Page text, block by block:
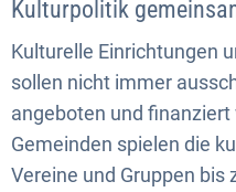
Kulturpolitik
Kulturelle Einrichtungen
sollen nicht immer
angeboten und
Gemeinden spielen die
Vereine und Gruppen bis